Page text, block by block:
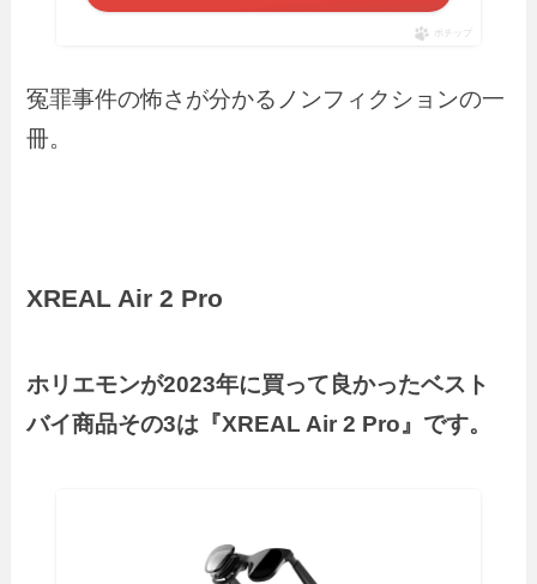
ポチップ
冤罪事件の怖さが分かるノンフィクションの一
冊。
XREAL Air 2 Pro
ホリエモンが2023年に買って良かったベスト
バイ商品その3は『XREAL Air 2 Pro』です。